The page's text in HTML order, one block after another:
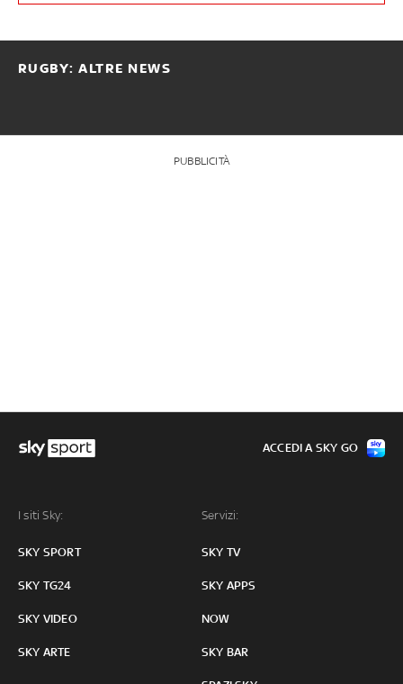
RUGBY: ALTRE NEWS
PUBBLICITÀ
I siti Sky:
SKY SPORT
SKY TG24
SKY VIDEO
SKY ARTE
Servizi:
SKY TV
SKY APPS
NOW
SKY BAR
ACCEDI A SKY GO